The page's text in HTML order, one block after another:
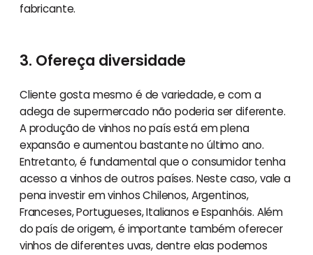
fabricante.
3. Ofereça diversidade
Cliente gosta mesmo é de variedade, e com a
adega de supermercado não poderia ser diferente.
A produção de vinhos no país está em plena
expansão e aumentou bastante no último ano.
Entretanto, é fundamental que o consumidor tenha
acesso a vinhos de outros países. Neste caso, vale a
pena investir em vinhos Chilenos, Argentinos,
Franceses, Portugueses, Italianos e Espanhóis. Além
do país de origem, é importante também oferecer
vinhos de diferentes uvas, dentre elas podemos